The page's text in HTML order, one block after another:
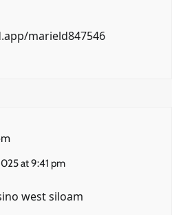
marield847546
at 9:41 pm
west siloam